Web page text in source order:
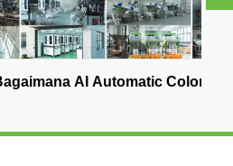
AI Automatic Color
Makanan